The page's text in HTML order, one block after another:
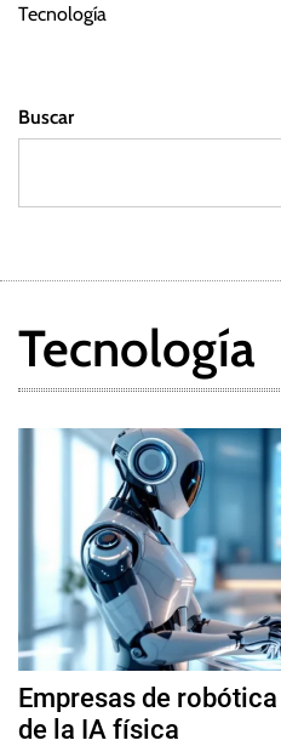
Tecnología
Buscar
Tecnología
Empresas de
de la IA física